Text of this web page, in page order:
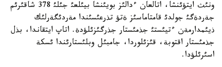
ونئث ايتؤئنشا، اتالعان ءدالئز بويئنشا بيئلعئ جئلئ 378 شاقئرئم
جةردةگئ جولدئ قامتاماسئز ةتؤ تذرعئسئندا مةردئگةرلئك
ذيئمدارمةن ءتيئستئ جذمئستار جذرگئزئلؤدة. اتاپ ايتقاندا، بذل
جذمئستار اقتوبة، قئزئلوردا، جامبئل وبلئستارئندا ئسكة
اسئرئلؤدا.